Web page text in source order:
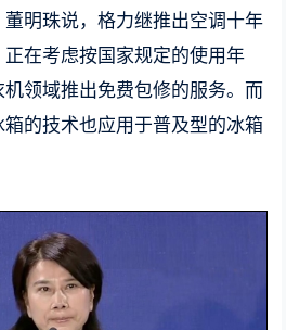
明珠说，格力继推出空调十年
在考虑按国家规定的使用年
领域推出免费包修的服务。而
的技术也应用于普及型的冰箱